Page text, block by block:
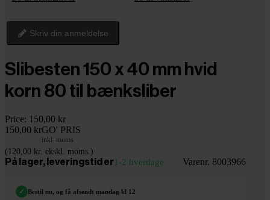
Skriv din anmeldelse
Slibesten 150 x 40 mm hvid
korn 80 til bænksliber
Price: 150,00 kr
150,00 krGO' PRIS
inkl. moms
(120,00 kr. ekskl. moms.)
På lager, leveringstid er1-2 hverdage Varenr. 8003966
✓ Bestil nu, og få afsendt mandag kl 12